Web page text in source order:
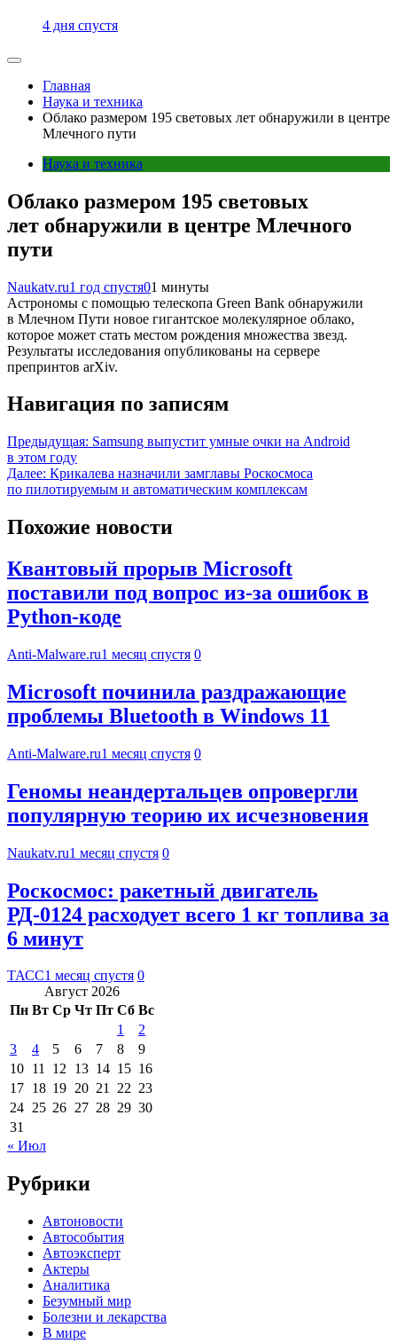
4 дня спустя
Главная
Наука и техника
Облако размером 195 световых лет обнаружили в центре
Млечного пути
Наука и техника
Облако размером 195 световых
лет обнаружили в центре Млечного
пути
Naukatv.ru1 год спустя01 минуты
Астрономы с помощью телескопа Green Bank обнаружили
в Млечном Пути новое гигантское молекулярное облако,
которое может стать местом рождения множества звезд.
Результаты исследования опубликованы на сервере
препринтов arXiv.
Навигация по записям
Предыдущая: Samsung выпустит умные очки на Android
в этом году
Далее: Крикалева назначили замглавы Роскосмоса
по пилотируемым и автоматическим комплексам
Похожие новости
Квантовый прорыв Microsoft
поставили под вопрос из-за ошибок в
Python-коде
Anti-Malware.ru1 месяц спустя 0
Microsoft починила раздражающие
проблемы Bluetooth в Windows 11
Anti-Malware.ru1 месяц спустя 0
Геномы неандертальцев опровергли
популярную теорию их исчезновения
Naukatv.ru1 месяц спустя 0
Роскосмос: ракетный двигатель
РД-0124 расходует всего 1 кг топлива за
6 минут
ТАСС1 месяц спустя 0
Август 2026
Пн Вт Ср Чт Пт Сб Вс
1
2
3
4 5 6 7 8
9
10 11 12 13 14 15 16
17 18 19 20 21 22 23
24 25 26 27 28 29 30
31
« Июл
Рубрики
Автоновости
Автособытия
Автоэксперт
Актеры
Аналитика
Безумный мир
Болезни и лекарства
В мире